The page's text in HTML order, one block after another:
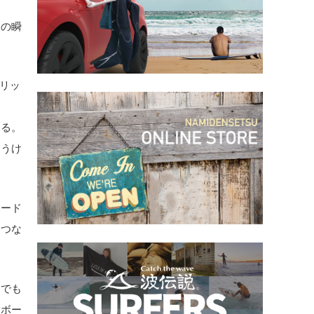
瞬
ッ
。
け
ド
な
も
ー